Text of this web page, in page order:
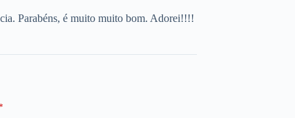
Parabéns, é muito muito bom. Adorei!!!!